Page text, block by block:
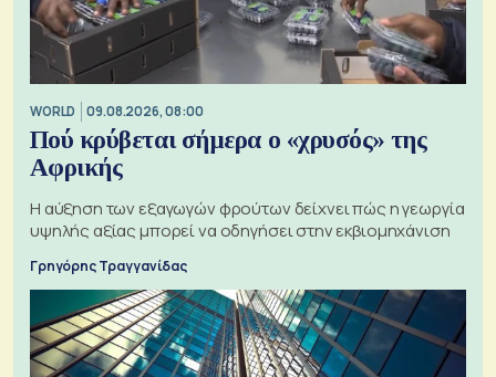
WORLD 09.08.2026, 08:00
Πού κρύβεται σήμερα ο «χρυσός» της
Αφρικής
Η αύξηση των εξαγωγών φρούτων δείχνει πώς η γεωργία
υψηλής αξίας μπορεί να οδηγήσει στην εκβιομηχάνιση
Γρηγόρης Τραγγανίδας